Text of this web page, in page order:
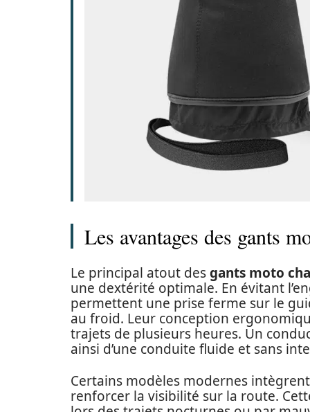
Les avantages des gants
Le principal atout desgants moto
une dextérité optimale. En évitant
permettent une prise ferme sur le
au froid. Leur conception
trajets de plusieurs heures. Un
ainsi d’une conduite fluide et sans
Certains modèles modernes
renforcer la visibilité sur la route.